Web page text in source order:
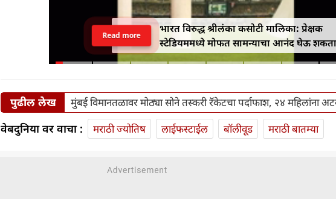
भारत विरुद्ध श्रीलंका कसोटी मालिका: प्रेक्षक
स्टेडियममध्ये मोफत सामन्याचा आनंद घेऊ
Read more
पुढील लेख मुंबई विमानतळावर मोठ्या सोने तस्करी रॅकेटचा पर्दाफाश, २४ महिलांना
वेबदुनिया वर वाचा : मराठी ज्योतिष लाईफस्टाईल बॉलीवूड मराठी बातम्या